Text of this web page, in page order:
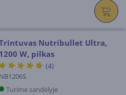
Nutribullet Ultra,
1200 W, pilkas
(4)
NB1206S
Turime sandėlyje